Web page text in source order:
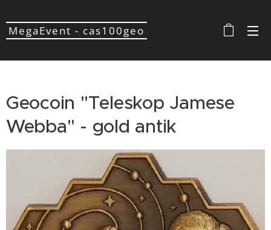
MegaEvent - cas100geo
Geocoin "Teleskop Jamese
Webba" - gold antik